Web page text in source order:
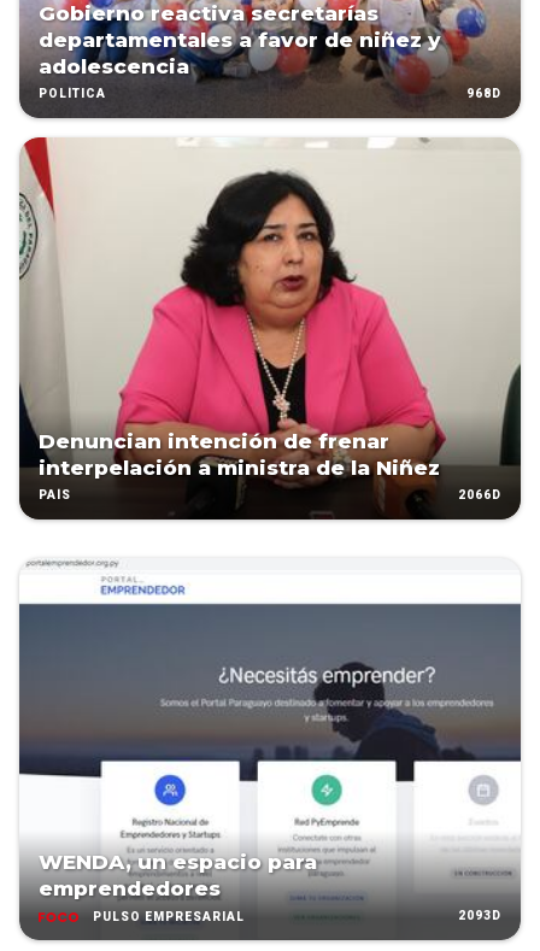
Gobierno reactiva secretarías
departamentales a favor de niñez y
adolescencia
POLÍTICA 968D
Denuncian intención de frenar
interpelación a ministra de la Niñez
PAÍS 2066D
WENDA, un espacio para
emprendedores
PULSO EMPRESARIAL 2093D